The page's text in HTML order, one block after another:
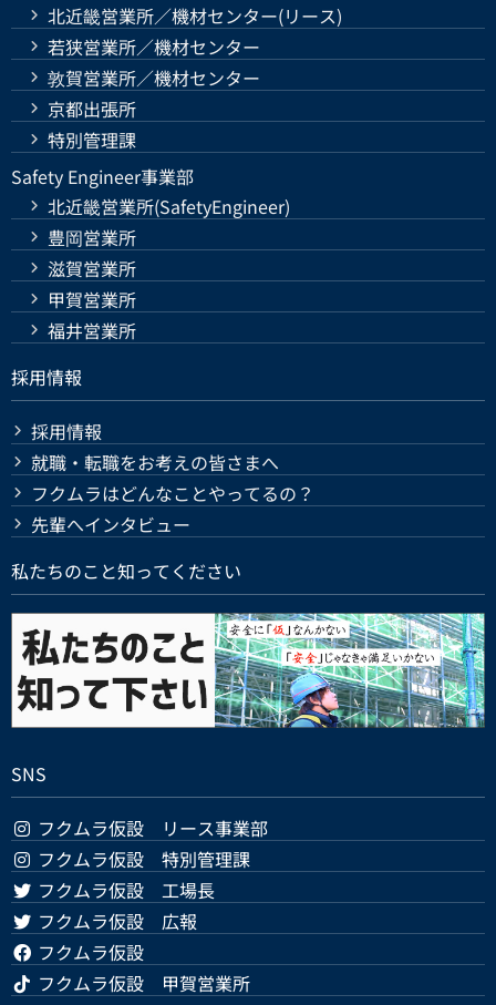
北近畿営業所／機材センター(リース)
若狭営業所／機材センター
敦賀営業所／機材センター
京都出張所
特別管理課
Safety Engineer事業部
北近畿営業所(SafetyEngineer)
豊岡営業所
滋賀営業所
甲賀営業所
福井営業所
採用情報
採用情報
就職・転職をお考えの皆さまへ
フクムラはどんなことやってるの？
先輩へインタビュー
私たちのこと知ってください
SNS
フクムラ仮設 リース事業部
フクムラ仮設 特別管理課
フクムラ仮設 工場長
フクムラ仮設 広報
フクムラ仮設
フクムラ仮設 甲賀営業所